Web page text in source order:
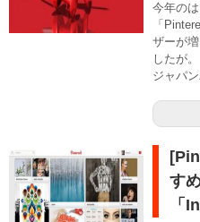
今年の
「
ザーが
したが
ジャパ
す
「